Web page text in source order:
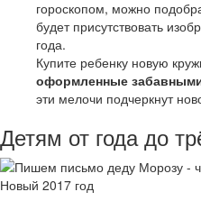
гороскопом, можно
будет присутствовать
года.
Купите ребенку новую
оформленные
эти мелочи подчеркнут
Детям от года до